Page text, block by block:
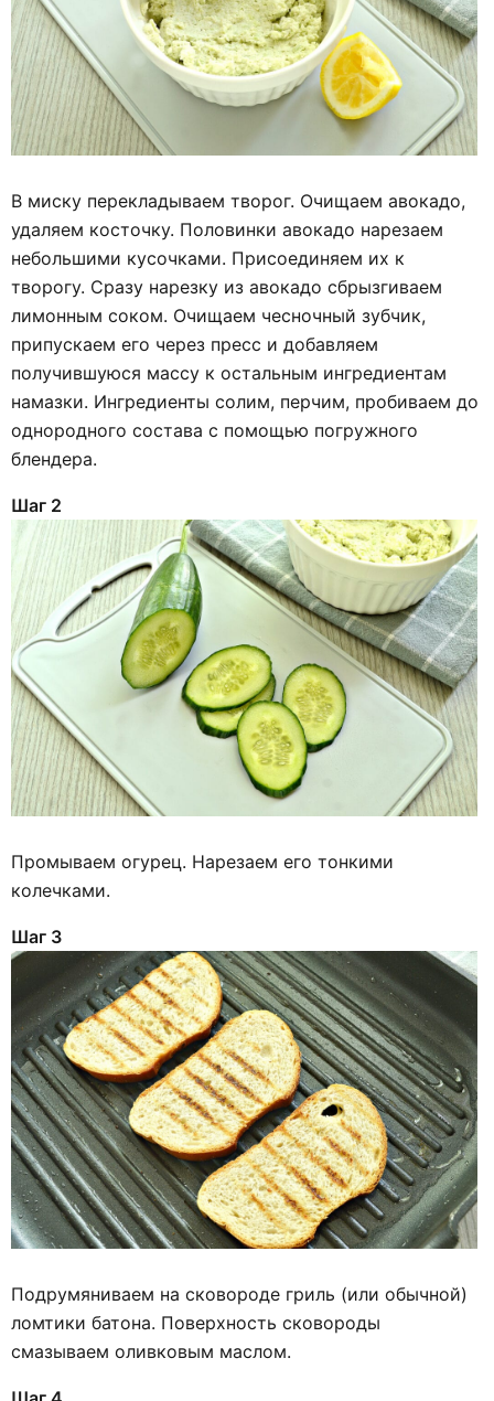
В миску перекладываем творог. Очищаем авокадо,
удаляем косточку. Половинки авокадо нарезаем
небольшими кусочками. Присоединяем их к
творогу. Сразу нарезку из авокадо сбрызгиваем
лимонным соком. Очищаем чесночный зубчик,
припускаем его через пресс и добавляем
получившуюся массу к остальным ингредиентам
намазки. Ингредиенты солим, перчим, пробиваем до
однородного состава с помощью погружного
блендера.
Шаг 2
Промываем огурец. Нарезаем его тонкими
колечками.
Шаг 3
Подрумяниваем на сковороде гриль (или обычной)
ломтики батона. Поверхность сковороды
смазываем оливковым маслом.